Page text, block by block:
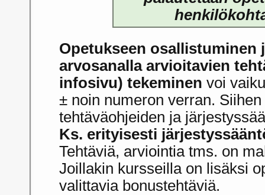
Opetukseen osallistuminen
arvosanalla arvioitavien
infosivu) tekeminen voi
± noin numeron verran.
tehtäväohjeiden ja
Ks. erityisesti
Tehtäviä, arviointia tms. on
Joillakin kursseilla on lisäksi
valittavia bonustehtäviä.